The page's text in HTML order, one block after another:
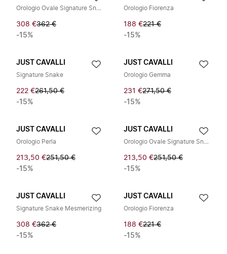
Orologio Ovale Signature Snake
308 €362 €
-15%
Orologio Fiorenza
188 €221 €
-15%
JUST CAVALLI
Signature Snake
222 €261,50 €
-15%
JUST CAVALLI
Orologio Gemma
231 €271,50 €
-15%
JUST CAVALLI
Orologio Perla
213,50 €251,50 €
-15%
JUST CAVALLI
Orologio Ovale Signature Snake
213,50 €251,50 €
-15%
JUST CAVALLI
Signature Snake Mesmerizing
308 €362 €
-15%
JUST CAVALLI
Orologio Fiorenza
188 €221 €
-15%